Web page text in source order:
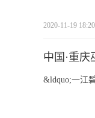
2020-11-19 18:20
中国·重庆
&ldquo;一江